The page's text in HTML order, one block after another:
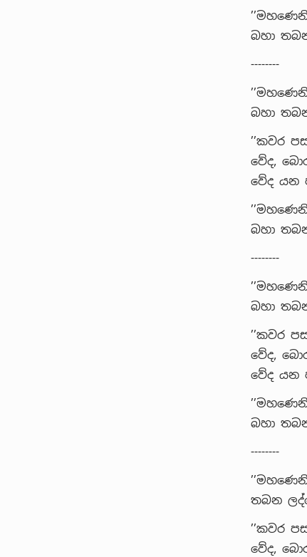
බහා
--------
බහා
’’කවර
වේද,
වේද යන
බහා
--------
බහා
’’කවර
වේද,
වේද යන
බහා
--------
තබන
’’කවර
වේද,